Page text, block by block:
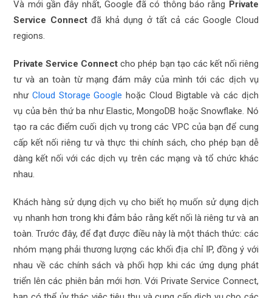
Và mới gần đây nhất, Google đã có thông báo rằng Private
Service Connectđã khả dụng ở tất cả cácGoogle Cloud
regions.
Private Service Connect cho phép bạn tạo các kết nối riêng
tư và an toàn từ mạng đám mây của mình tới các dịch vụ
nhưCloud Storage Google hoặc Cloud Bigtable và các dịch
vụ của bên thứ ba như Elastic, MongoDB hoặc Snowflake. Nó
tạo ra các điểm cuối dịch vụ trong các VPC của bạn để cung
cấp kết nối riêng tư và thực thi chính sách, cho phép bạn dễ
dàng kết nối với các dịch vụ trên các mạng và tổ chức khác
nhau.
Khách hàng sử dụng dịch vụ cho biết họ muốn sử dụng dịch
vụ nhanh hơn trong khi đảm bảo rằng kết nối là riêng tư và an
toàn. Trước đây, để đạt được điều này là một thách thức: các
nhóm mạng phải thương lượng các khối địa chỉ IP, đồng ý với
nhau về các chính sách và phối hợp khi các ứng dụng phát
triển lên các phiên bản mới hơn. Với Private Service Connect,